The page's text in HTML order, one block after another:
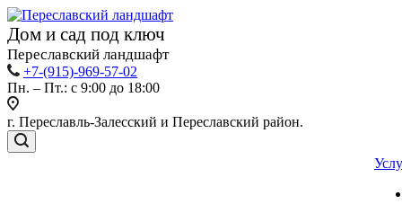
Дом и сад под ключ
Переславский ландшафт
+7-(915)-969-57-02
Пн. – Пт.: с 9:00 до 18:00
г. Переславль-Залесский и Переславский район.